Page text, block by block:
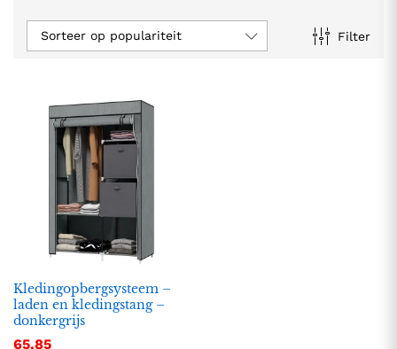
Filter
Sorteer op populariteit
Kledingopbergsysteem –
laden en kledingstang –
donkergrijs
65,85